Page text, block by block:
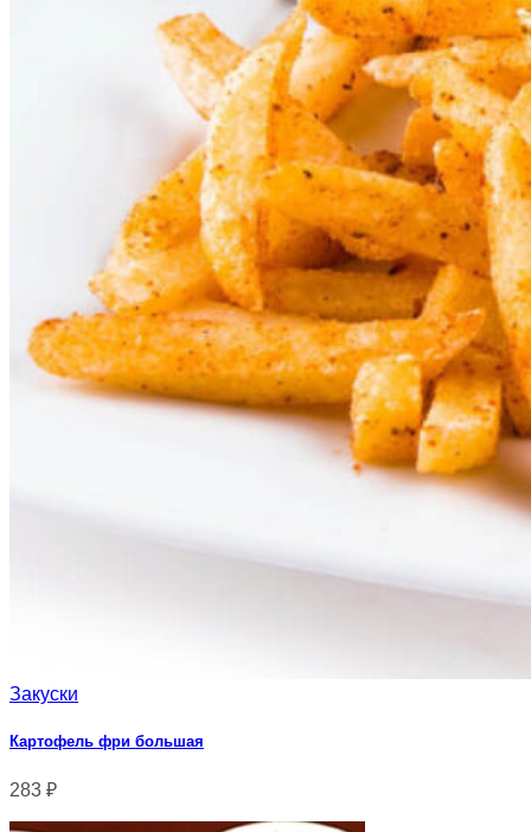
Закуски
Картофель фри большая
283 ₽